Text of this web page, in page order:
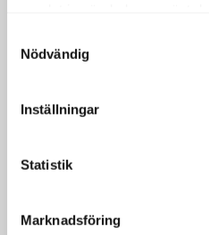
Nödvändig
Inställningar
Statistik
Marknadsföring
Utöver
inom sina respektive
att ytterligare bredda
kompetens inom